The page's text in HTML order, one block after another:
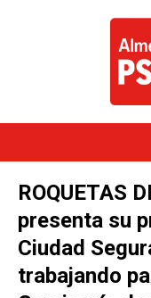
ROQUETAS
presenta su
Ciudad
trabajando